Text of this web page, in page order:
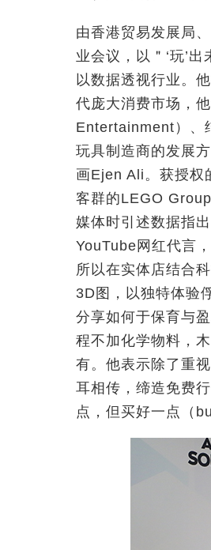
由香港贸易发展局
业会议，以＂‘玩’
以数据透视行业。
代庞大消费市场，
Entertainment）、
玩具制造商的发展
画Ejen Ali。获授权
客群的LEGO
媒体时引述数据指
YouTube网红代言
所以在实体店结合
3D图，以独特体验
分享如何于保育与
程不加化学物料，
有。他表示除了重
耳相传，缔造免费
点，但买好一点（